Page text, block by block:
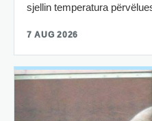
sjellin temperatura
7 AUG 2026